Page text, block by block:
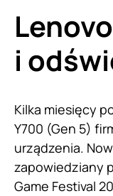
i
Kilka miesięcy
Y700 (Gen 5)
urządzenia.
zapowiedziany
Game Festival